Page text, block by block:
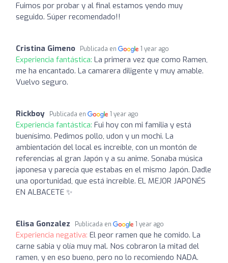
Fuimos por probar y al final estamos yendo muy
seguido. Súper recomendado!!
Cristina Gimeno Publicada en 1 year ago
Experiencia fantástica: La primera vez que como Ramen,
me ha encantado. La camarera diligente y muy amable.
Vuelvo seguro.
Rickboy Publicada en 1 year ago
Experiencia fantástica: Fui hoy con mi familia y está
buenísimo. Pedimos pollo, udon y un mochi. La
ambientación del local es increíble, con un montón de
referencias al gran Japón y a su anime. Sonaba música
japonesa y parecía que estabas en el mismo Japón. Dadle
una oportunidad, que está increíble. EL MEJOR JAPONÉS
EN ALBACETE ✨
Elisa Gonzalez Publicada en 1 year ago
Experiencia negativa: El peor ramen que he comido. La
carne sabia y olía muy mal. Nos cobraron la mitad del
ramen, y en eso bueno, pero no lo recomiendo NADA.